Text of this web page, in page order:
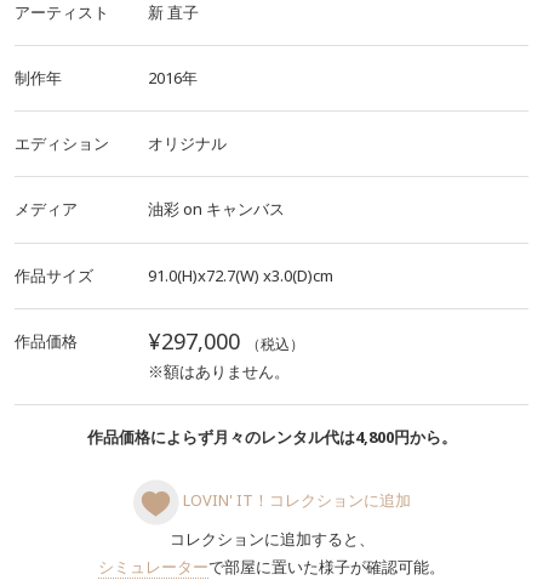
アーティスト 新 直子
制作年 2016年
エディション オリジナル
メディア 油彩on キャンバス
作品サイズ 91.0(H)x72.7(W) x3.0(D)cm
作品価格 ¥297,000 （税込）
※額はありません。
作品価格によらず月々のレンタル代は4,800円から。
LOVIN' IT！コレクションに追加
コレクションに追加すると、
シミュレーターで部屋に置いた様子が確認可能。